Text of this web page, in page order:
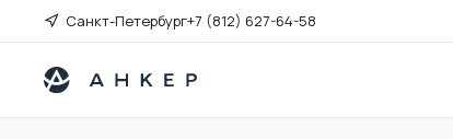
Санкт-Петербург+7 (812) 627-64-58